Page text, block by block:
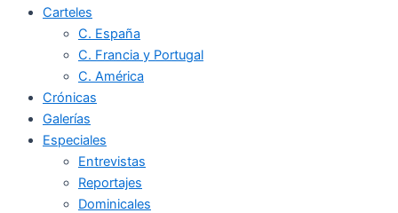
Carteles
C. España
C. Francia y Portugal
C. América
Crónicas
Galerías
Especiales
Entrevistas
Reportajes
Dominicales